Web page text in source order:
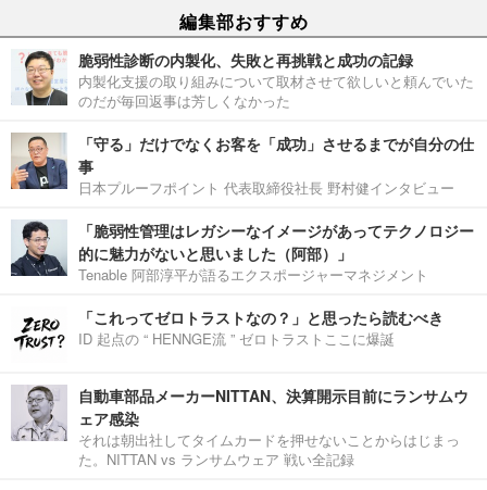
編集部おすすめ
脆弱性診断の内製化、失敗と再挑戦と成功の記録
内製化支援の取り組みについて取材させて欲しいと頼んでいた
のだが毎回返事は芳しくなかった
「守る」だけでなくお客を「成功」させるまでが自分の仕
事
日本プルーフポイント 代表取締役社長 野村健インタビュー
「脆弱性管理はレガシーなイメージがあってテクノロジー
的に魅力がないと思いました（阿部）」
Tenable 阿部淳平が語るエクスポージャーマネジメント
「これってゼロトラストなの？」と思ったら読むべき
ID 起点の “ HENNGE流 ” ゼロトラストここに爆誕
自動車部品メーカーNITTAN、決算開示目前にランサムウ
ェア感染
それは朝出社してタイムカードを押せないことからはじまっ
た。NITTAN vs ランサムウェア 戦い全記録